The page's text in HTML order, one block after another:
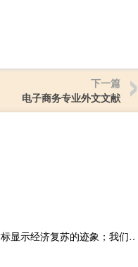
下一篇
电子商务专业外文文献
秘鲁财政部长：7月和8月前两周的早期指标显示经济复苏的迹象；我们正在实施措施以减轻厄尔尼诺天气现象的影响